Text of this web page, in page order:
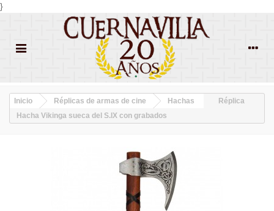
}
Inicio Réplicas de armas de cine Hachas
Réplica
Hacha Vikinga sueca del S.IX con grabados